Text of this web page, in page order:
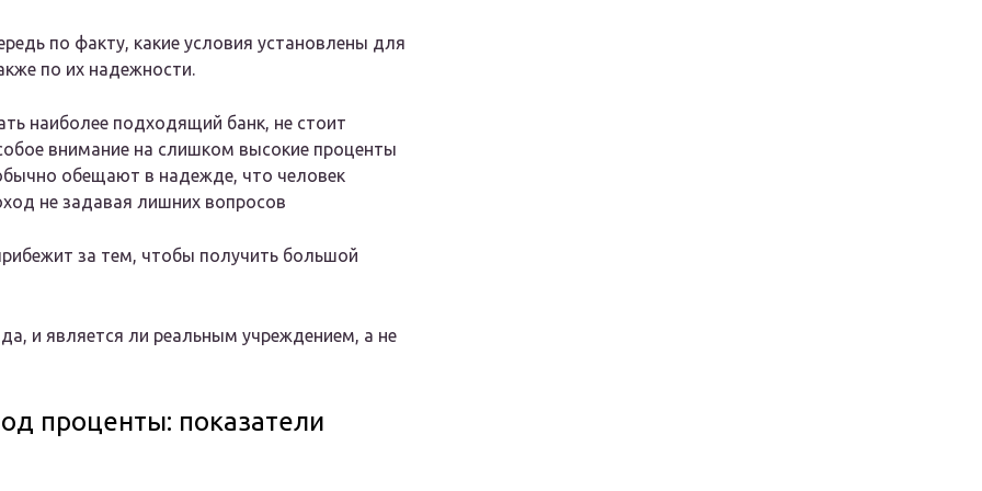
по факту, какие условия установлены для
по их надежности.
наиболее подходящий банк, не стоит
внимание на слишком высокие проценты
обещают в надежде, что человек
не задавая лишних вопросов
за тем, чтобы получить большой
и является ли реальным учреждением, а не
проценты: показатели